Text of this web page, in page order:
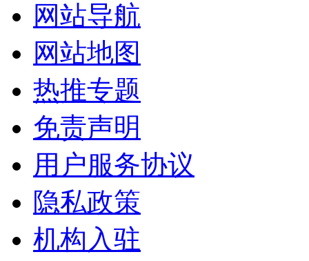
网站导航
网站地图
热推专题
免责声明
用户服务协议
隐私政策
机构入驻